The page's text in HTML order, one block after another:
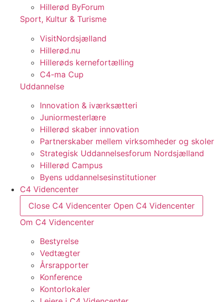
Hillerød ByForum
Sport, Kultur & Turisme
VisitNordsjælland
Hillerød.nu
Hillerøds kernefortælling
C4-ma Cup
Uddannelse
Innovation & iværksætteri
Juniormesterlære
Hillerød skaber innovation
Partnerskaber mellem virksomheder og skoler
Strategisk Uddannelsesforum Nordsjælland
Hillerød Campus
Byens uddannelsesinstitutioner
C4 Videncenter
Close C4 Videncenter Open C4 Videncenter
Om C4 Videncenter
Bestyrelse
Vedtægter
Årsrapporter
Konference
Kontorlokaler